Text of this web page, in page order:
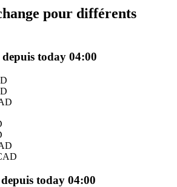
traders
de copie
des bénéfices et des commissions de copy
pour différents
today 04:00
today 04:00